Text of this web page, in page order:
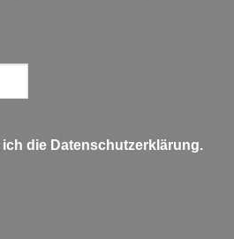
ich die Datenschutzerklärung.